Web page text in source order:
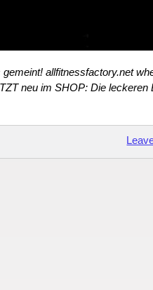
allfitnessfactory.net
neu im SHOP: Die leckeren